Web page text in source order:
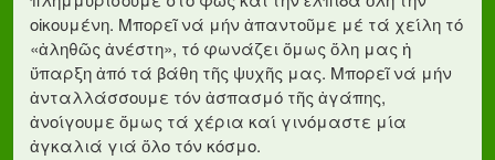
οἰκουμένη. Μπορεῖ νά μήν ἀπαντοῦμε μέ τά χείλη τό
«ἀληθῶς ἀνέστη», τό φωνάζει ὅμως ὅλη μας ἡ
ὕπαρξη ἀπό τά βάθη τῆς ψυχῆς μας. Μπορεῖ νά μήν
ἀνταλλάσσουμε τόν ἀσπασμό τῆς ἀγάπης,
ἀνοίγουμε ὅμως τά χέρια καί γινόμαστε μία
ἀγκαλιά γιά ὅλο τόν κόσμο.